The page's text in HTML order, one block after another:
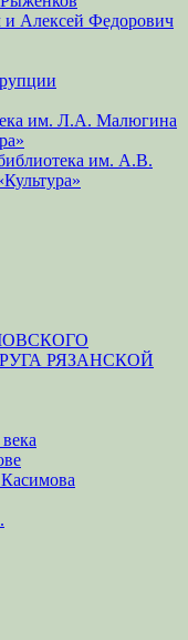
Алексей Федорович
им. Л.А. Малюгина
им. А.В.
РЯЗАНСКОЙ